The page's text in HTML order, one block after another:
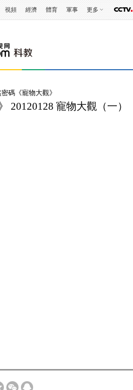
視頻 經濟 體育 軍事 更多
密碼《寵物大觀》
20120128 寵物大觀（一）